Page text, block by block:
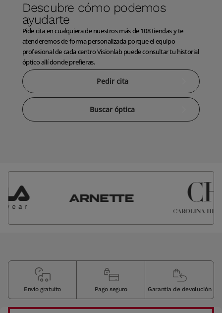
Descubre cómo podemos
ayudarte
Pide cita en cualquiera de nuestros más de 108 tiendas y te
atenderemos de forma personalizada porque el equipo
profesional de cada centro Visionlab puede consultar tu historial
óptico allí donde prefieras.
Pedir cita
Buscar óptica
Envio gratuito Pago seguro Garantia de devolución